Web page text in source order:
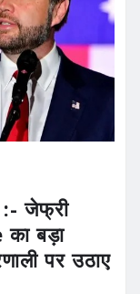
जेफ्री
बड़ा
पर उठाए